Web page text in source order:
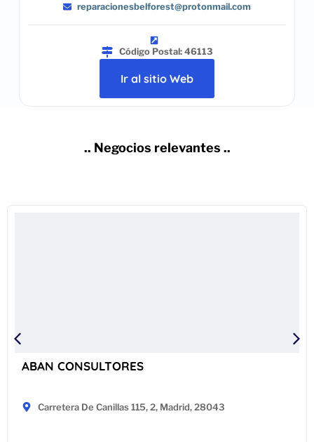
reparacionesbelforest@protonmail.com
Código Postal: 46113
Ir al sitio Web
.. Negocios relevantes ..
ABAN CONSULTORES
Carretera De Canillas 115, 2, Madrid, 28043